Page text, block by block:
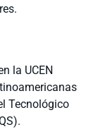
la UCEN
Tecnológico